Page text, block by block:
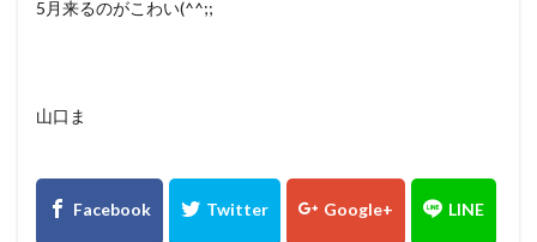
5月来るのがこわい(^^;;
山口ま